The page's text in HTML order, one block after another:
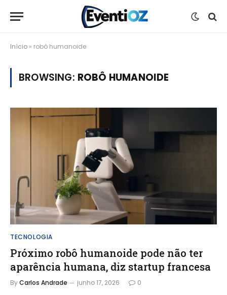
Início » robô humanoide
BROWSING: ROBÔ HUMANOIDE
TECNOLOGIA
Próximo robô humanoide pode não ter
aparência humana, diz startup francesa
ByCarlos Andrade junho 17, 2026 0